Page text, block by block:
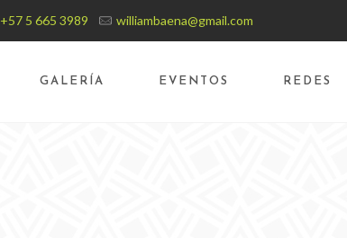
+57 5 665 3989 williambaena@gmail.com
GALERÍA EVENTOS REDES